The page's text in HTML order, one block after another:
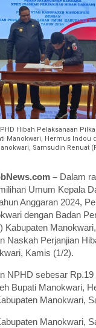
Hibah Pelaksanaan
Manokwari, Hermus Indou
Samsudin Renuat
– Dalam
Umum Kepala
Anggaran 2024,
dengan Badan
Kabupaten
Naskah Perjanjian
Kamis (1/2).
NPHD sebesar
Bupati Manokwari,
Manokwari,
Manokwari,